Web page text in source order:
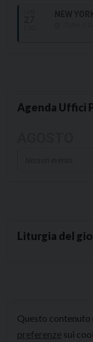
Agenda Uffici
Liturgia del
Questo contenuto
preferenze sui